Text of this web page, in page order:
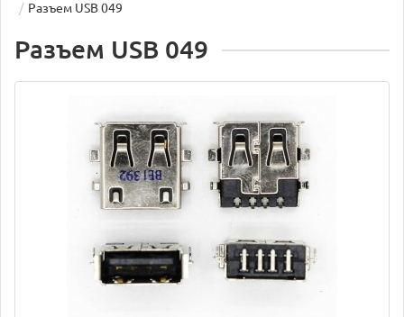
Разъем USB 049
Разъем USB 049